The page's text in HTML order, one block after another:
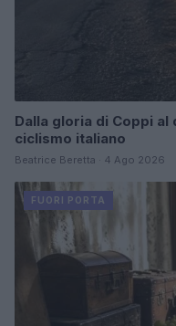
Dalla gloria di Coppi al
ciclismo italiano
Beatrice Beretta · 4 Ago 2026
FUORI PORTA